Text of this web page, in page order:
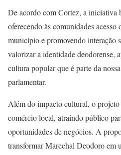
De acordo com Cortez, a iniciativa
oferecendo às comunidades
município e promovendo interação
valorizar a identidade deodorense,
cultura popular que é parte da
parlamentar.
Além do impacto cultural, o
comércio local, atraindo público
oportunidades de negócios. A
transformar Marechal Deodoro em